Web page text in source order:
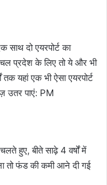
दो एयरपोर्ट का
प्रदेश के लिए तो ये और भी
यहां एक भी ऐसा एयरपोर्ट
उतर पाएं: PM
हुए, बीते साढ़े 4 वर्षों में
तो फंड की कमी आने दी गई